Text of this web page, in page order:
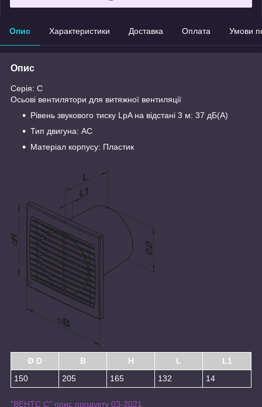
Опис Характеристики Доставка Оплата Умови
Опис
Серія: С
Осьові вентилятори для витяжної вентиляції
Рівень звукового тиску LpA на відстані 3 м: 37 дБ(А)
Тип двигуна: AC
Матеріал корпусу: Пластик
Ø D B H L
L1
150
205 165 132 14
"ВЕНТС С" опис продукту 03-2021